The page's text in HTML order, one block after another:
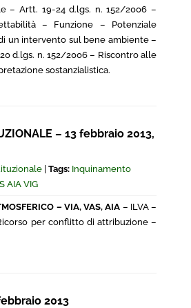
– Artt. 19-24 d.lgs. n. 152/2006 –
– Funzione – Potenziale
un intervento sul bene ambiente –
d.lgs. n. 152/2006 – Riscontro alle
sostanzialistica.
– 13 febbraio 2013,
Tags: Inquinamento
AIA VIG
– VIA, VAS, AIA – ILVA –
per conflitto di attribuzione –
2013